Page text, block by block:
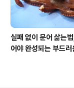
실패 없이 문어 삶는
어야 완성되는 부드러